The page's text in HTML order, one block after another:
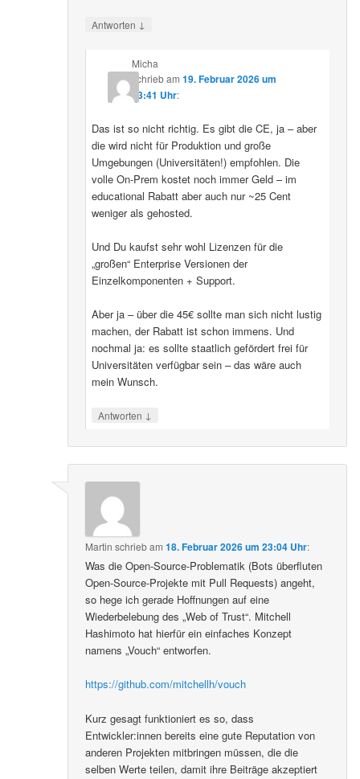
Antworten ↓
Micha
schriebam 19. Februar 2026 um
13:41 Uhr:
Das ist so nicht richtig. Es gibt die CE, ja – aber
die wird nicht für Produktion und große
Umgebungen (Universitäten!) empfohlen. Die
volle On-Prem kostet noch immer Geld – im
educational Rabatt aber auch nur ~25 Cent
weniger als gehosted.
Und Du kaufst sehr wohl Lizenzen für die
„großen“ Enterprise Versionen der
Einzelkomponenten + Support.
Aber ja – über die 45€ sollte man sich nicht lustig
machen, der Rabatt ist schon immens. Und
nochmal ja: es sollte staatlich gefördert frei für
Universitäten verfügbar sein – das wäre auch
mein Wunsch.
Antworten ↓
Martin schriebam18. Februar 2026 um 23:04 Uhr:
Was die Open-Source-Problematik (Bots überfluten
Open-Source-Projekte mit Pull Requests) angeht,
so hege ich gerade Hoffnungen auf eine
Wiederbelebung des „Web of Trust“. Mitchell
Hashimoto hat hierfür ein einfaches Konzept
namens „Vouch“ entworfen.
https://github.com/mitchellh/vouch
Kurz gesagt funktioniert es so, dass
Entwickler:innen bereits eine gute Reputation von
anderen Projekten mitbringen müssen, die die
selben Werte teilen, damit ihre Beiträge akzeptiert